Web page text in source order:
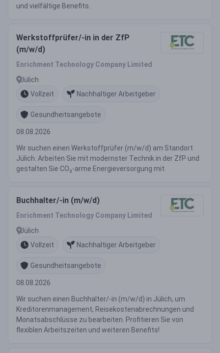
und vielfältige Benefits.
Werkstoffprüfer/-in in der ZfP
(m/w/d)
Enrichment Technology Company Limited
Jülich
Vollzeit
Nachhaltiger Arbeitgeber
Gesundheitsangebote
08.08.2026
Wir suchen einen Werkstoffprüfer (m/w/d) am Standort
Jülich. Arbeiten Sie mit modernster Technik in der ZfP und
gestalten Sie CO₂-arme Energieversorgung mit.
Buchhalter/-in (m/w/d)
Enrichment Technology Company Limited
Jülich
Vollzeit
Nachhaltiger Arbeitgeber
Gesundheitsangebote
08.08.2026
Wir suchen einen Buchhalter/-in (m/w/d) in Jülich, um
Kreditorenmanagement, Reisekostenabrechnungen und
Monatsabschlüsse zu bearbeiten. Profitieren Sie von
flexiblen Arbeitszeiten und weiteren Benefits!